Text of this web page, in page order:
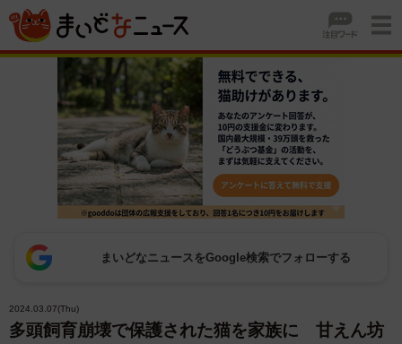
まいどなニュースをGoogle検索でフォローする
2024.03.07(Thu)
多頭飼育崩壊で保護された猫を家族に 甘えん坊